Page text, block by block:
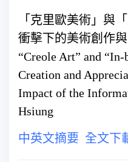
「克里歐美術」與
衝擊下的美術創作
“Creole Art” and
Creation and
Impact of the
Hsiung
中英文摘要 全文下